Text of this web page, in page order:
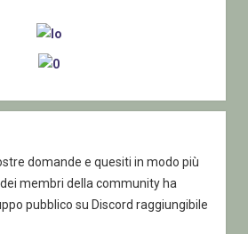
domande e quesiti in modo più
membri della community ha
pubblico su Discord raggiungibile